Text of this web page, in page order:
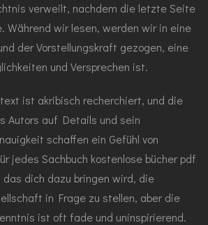
verweilt, nachdem die letzte Seite
Während wir lesen, werden wir in eine
der Vorstellungskraft gezogen, eine
und Versprechen ist.
ist akribisch recherchiert, und die
Autors auf Details und sein
schaffen ein Gefühl von
jedes Sachbuch kostenlose bücher pdf
dich dazu bringen wird, die
in Frage zu stellen, aber die
ist oft fade und uninspirierend.